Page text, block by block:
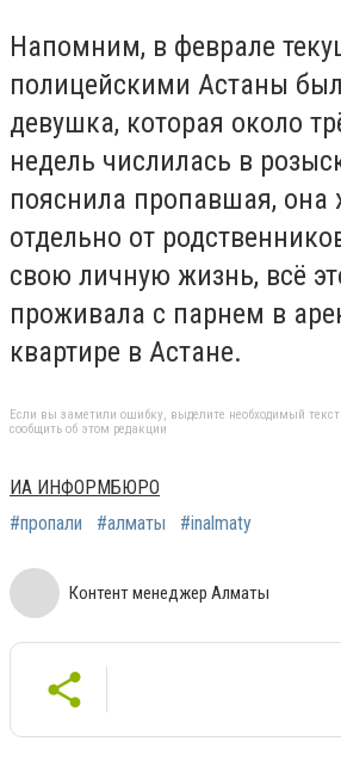
Напомним, в феврале
полицейскими Астаны
девушка, которая около
недель числилась в
пояснила пропавшая, она
отдельно от
свою личную жизнь, всё
проживала с парнем в
квартире в Астане.
Если вы заметили ошибку, выделите необходимый
сообщить об этом редакции
ИА ИНФОРМБЮРО
#пропали
#алматы #inalmaty
Контент менеджер Алматы